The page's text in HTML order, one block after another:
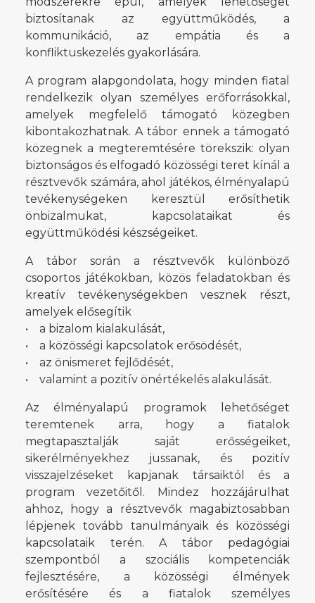
biztosítanak az együttműködés, a
kommunikáció, az empátia és a
konfliktuskezelés gyakorlására.
A program alapgondolata, hogy minden fiatal
rendelkezik olyan személyes erőforrásokkal,
amelyek megfelelő támogató közegben
kibontakozhatnak. A tábor ennek a támogató
közegnek a megteremtésére törekszik: olyan
biztonságos és elfogadó közösségi teret kínál a
résztvevők számára, ahol játékos, élményalapú
tevékenységeken keresztül erősíthetik
önbizalmukat, kapcsolataikat és
együttműködési készségeiket.
A tábor során a résztvevők különböző
csoportos játékokban, közös feladatokban és
kreatív tevékenységekben vesznek részt,
amelyek elősegítik
• a bizalom kialakulását,
• a közösségi kapcsolatok erősödését,
• az önismeret fejlődését,
• valamint a pozitív önértékelés alakulását.
Az élményalapú programok lehetőséget
teremtenek arra, hogy a fiatalok
megtapasztalják saját erősségeiket,
sikerélményekhez jussanak, és pozitív
visszajelzéseket kapjanak társaiktól és a
program vezetőitől. Mindez hozzájárulhat
ahhoz, hogy a résztvevők magabiztosabban
lépjenek tovább tanulmányaik és közösségi
kapcsolataik terén. A tábor pedagógiai
szempontból a szociális kompetenciák
fejlesztésére, a közösségi élmények
erősítésére és a fiatalok személyes